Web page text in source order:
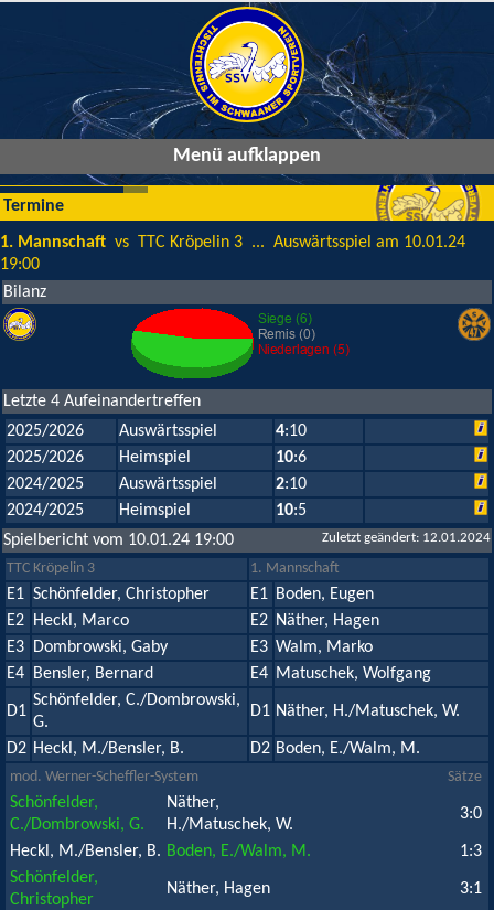
Menü aufklappen
Termine
1. Mannschaft vs TTC Kröpelin 3 ... Auswärtsspiel am 10.01.24
19:00
Bilanz
Letzte 4 Aufeinandertreffen
2025/2026
Auswärtsspiel 4:10
2025/2026
Heimspiel 10:6
2024/2025
Auswärtsspiel 2:10
2024/2025
Heimspiel 10:5
Spielbericht vom 10.01.24 19:00
Zuletzt geändert: 12.01.2024
TTC Kröpelin 3 1. Mannschaft
E1 Schönfelder, Christopher E1 Boden, Eugen
E2
Heckl, Marco E2 Näther, Hagen
E3
Dombrowski, Gaby E3 Walm, Marko
E4
Bensler, Bernard E4 Matuschek, Wolfgang
D1
Schönfelder, C./Dombrowski,
G.
D1 Näther, H./Matuschek, W.
D2 Heckl, M./Bensler, B. D2 Boden, E./Walm, M.
mod. Werner-Scheffler-System Sätze
Schönfelder,
C./Dombrowski, G.
Näther,
H./Matuschek, W.
3:0
Heckl, M./Bensler, B. Boden, E./Walm, M.
1:3
Schönfelder,
Christopher
Näther, Hagen 3:1